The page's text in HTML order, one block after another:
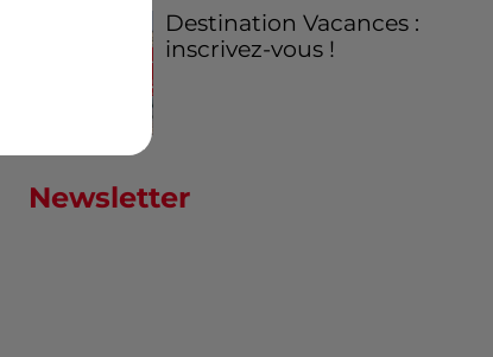
Destination Vacances :
inscrivez-vous !
Newsletter